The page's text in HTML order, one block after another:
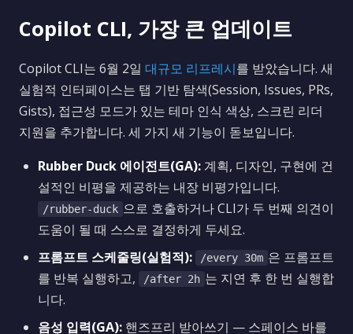
Copilot CLI, 가장 큰 업데이트
Copilot CLI는 6월 2일 대규모 리프레시를 받았습니다. 새
실험적 인터페이스는 탭 기반 탐색(Session, Issues, PRs,
Gists), 접근성 모드가 있는 테마 인식 색상, 스크린 리더
지원을 추가합니다. 세 가지 새 기능이 돋보입니다.
Rubber Duck 에이전트(GA): 계획, 디자인, 구현에 건
설적인 비평을 제공하는 내장 비평가입니다.
/rubber-duck 으로 호출하거나 CLI가 두 번째 의견이
도움이 될 때 스스로 결정하게 두세요.
프롬프트 스케줄링(실험적):
/every 30m 은 프롬프트
를 반복 실행하고,
/after 2h 는 지연 후 한 번 실행합
니다.
음성 입력(GA): 핸즈프리 받아쓰기 — 스페이스 바를